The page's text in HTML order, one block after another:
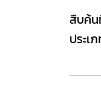
สืบค้
ประเ